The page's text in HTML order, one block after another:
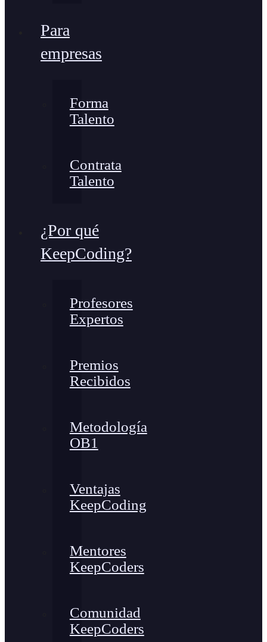
Para
empresas
Forma
Talento
Contrata
Talento
¿Por qué
KeepCoding?
Profesores
Expertos
Premios
Recibidos
Metodología
OB1
Ventajas
KeepCoding
Mentores
KeepCoders
Comunidad
KeepCoders